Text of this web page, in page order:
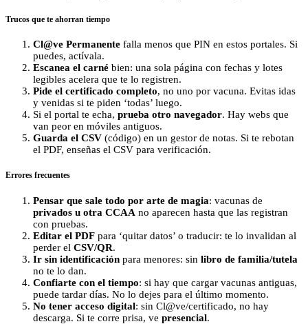
Trucos que te ahorran tiempo
Cl@ve Permanente falla menos que PIN en estos portales. Si
puedes, actívala.
Escanea el carné bien: una sola página con fechas y lotes
legibles acelera que te lo registren.
Pide el certificado completo, no uno por vacuna. Evitas idas
y venidas si te piden ‘todas’ luego.
Si el portal te echa, prueba otro navegador. Hay webs que
van peor en móviles antiguos.
Guarda el CSV (código) en un gestor de notas. Si te rebotan
el PDF, enseñas el CSV para verificación.
Errores frecuentes
Pensar que sale todo por arte de magia: vacunas de
privados u otra CCAA no aparecen hasta que las registran
con pruebas.
Editar el PDF para ‘quitar datos’ o traducir: te lo invalidan al
perder el CSV/QR.
Ir sin identificación para menores: sin libro de familia/tutela
no te lo dan.
Confiarte con el tiempo: si hay que cargar vacunas antiguas,
puede tardar días. No lo dejes para el último momento.
No tener acceso digital: sin Cl@ve/certificado, no hay
descarga. Si te corre prisa, ve presencial.